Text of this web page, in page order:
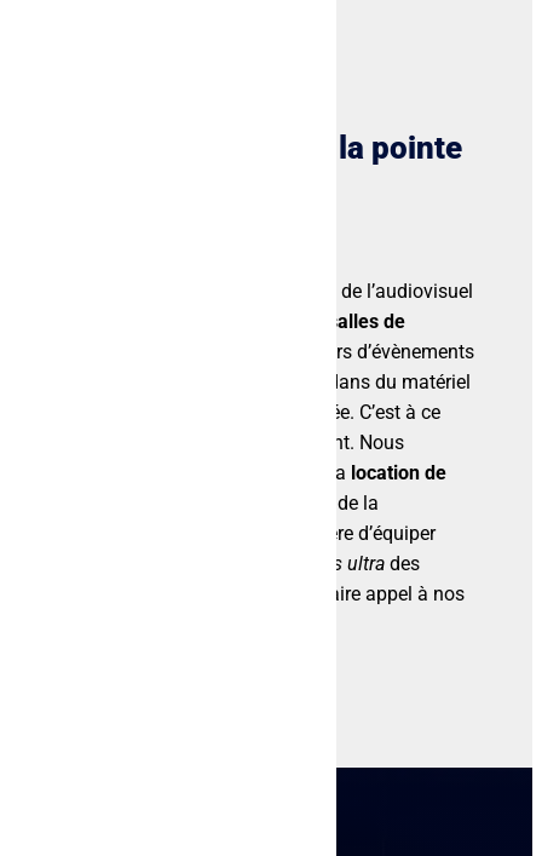
Des équipements à la pointe
Les technologies dans le monde de l’audiovisuel
salles de
ou autres organisateurs d’évènements
ne peuvent parfois pas investir dans du matériel
dernière génération chaque année. C’est à ce
moment qu’Alpha Audio intervient. Nous
sommes là pour vous proposer la location de
à la pointe de la
technologie ! La meilleure manière d’équiper
nec plus ultra des
produits audiovisuels, c’est de faire appel à nos